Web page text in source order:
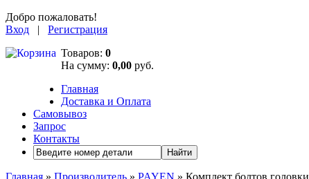
Добро пожаловать!
Вход | Регистрация
Товаров: 0
На сумму: 0,00 руб.
Главная
Доставка и Оплата
Самовывоз
Запрос
Контакты
Найти
Главная » Производитель » PAYEN » Комплект болтов головки